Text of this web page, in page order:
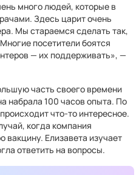
много людей, которые в
Здесь царит очень
Мы стараемся сделать так,
посетители боятся
— их поддерживать», —
часть своего времени
набрала 100 часов опыта. По
что-то интересное.
когда компания
вакцину. Елизавета изучает
ответить на вопросы.